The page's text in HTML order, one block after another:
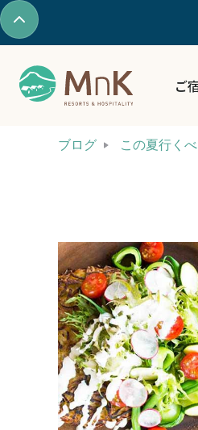
ご
ブログ この夏行く